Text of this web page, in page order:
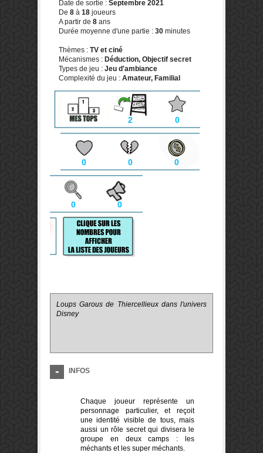
Date de sortie : Septembre 2021
De 8 à 18 joueurs
A partir de 8 ans
Durée moyenne d'une partie : 30 minutes
Thèmes : TV et ciné
Mécanismes : Déduction, Objectif secret
Types de jeu : Jeu d'ambiance
Complexité du jeu : Amateur, Familial
2 0
0 0 0
0 0
Loups Garous de Thiercellieux dans l'univers
Disney
INFOS
Chaque joueur représente un
personnage particulier, et reçoit
une identité visible de tous, mais
aussi un rôle secret qui divisera le
groupe en deux camps : les
méchants et les super méchants.